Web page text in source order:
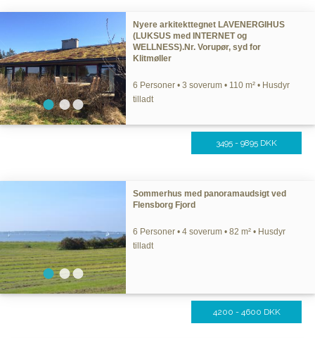
Nyere arkitekttegnet LAVENERGIHUS
(LUKSUS med INTERNET og
WELLNESS).Nr. Vorupør, syd for
Klitmøller
6 Personer • 3 soverum • 110 m² • Husdyr
tilladt
3495 - 9895 DKK
Sommerhus med panoramaudsigt ved
Flensborg Fjord
6 Personer • 4 soverum • 82 m² • Husdyr
tilladt
4200 - 4600 DKK